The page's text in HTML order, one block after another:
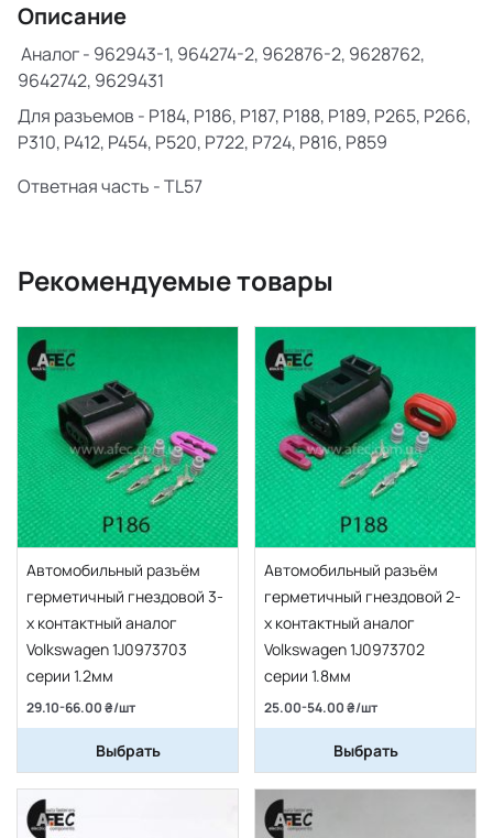
Описание
Аналог - 962943-1, 964274-2, 962876-2, 9628762,
9642742, 9629431
Для разъемов - P184, P186, P187, P188, P189, P265, P266,
P310, P412, P454, P520, P722, P724, P816, P859
Ответная часть - TL57
Рекомендуемые товары
Автомобильный разъём
герметичный гнездовой 3-
х контактный аналог
Volkswagen 1J0973703
серии 1.2мм
29.10-66.00 ₴/шт
Выбрать
Автомобильный разъём
герметичный гнездовой 2-
х контактный аналог
Volkswagen 1J0973702
серии 1.8мм
25.00-54.00 ₴/шт
Выбрать